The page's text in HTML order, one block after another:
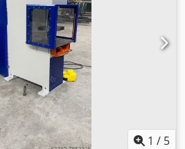
1 / 5